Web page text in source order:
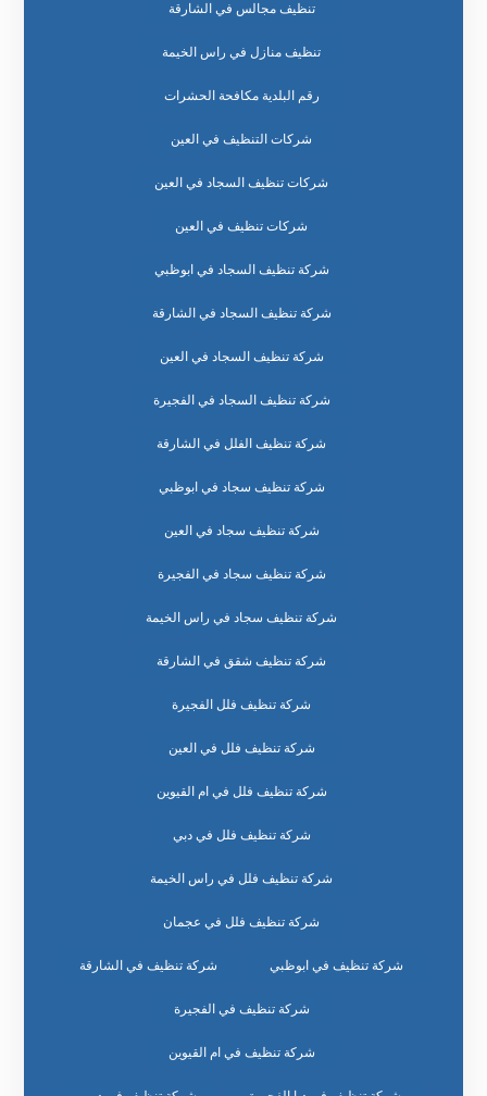
تنظيف مجالس في الشارقة
تنظيف منازل في راس الخيمة
رقم البلدية مكافحة الحشرات
شركات التنظيف في العين
شركات تنظيف السجاد في العين
شركات تنظيف في العين
شركة تنظيف السجاد في ابوظبي
شركة تنظيف السجاد في الشارقة
شركة تنظيف السجاد في العين
شركة تنظيف السجاد في الفجيرة
شركة تنظيف الفلل في الشارقة
شركة تنظيف سجاد في ابوظبي
شركة تنظيف سجاد في العين
شركة تنظيف سجاد في الفجيرة
شركة تنظيف سجاد في راس الخيمة
شركة تنظيف شقق في الشارقة
شركة تنظيف فلل الفجيرة
شركة تنظيف فلل في العين
شركة تنظيف فلل في ام القيوين
شركة تنظيف فلل في دبي
شركة تنظيف فلل في راس الخيمة
شركة تنظيف فلل في عجمان
شركة تنظيف في ابوظبي شركة تنظيف في الشارقة
شركة تنظيف في الفجيرة
شركة تنظيف في ام القيوين